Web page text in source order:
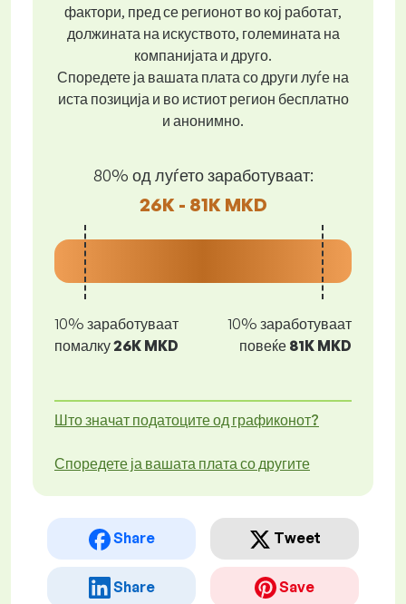
фактори, пред се регионот во кој работат,
должината на искуството, големината на
компанијата и друго.
Споредете ја вашата плата со други луѓе на
иста позиција и во истиот регион бесплатно
и анонимно.
80% од луѓето заработуваат:
26K - 81K MKD
10% заработуваат
помалку26K MKD
10% заработуваат
повеќе 81K MKD
Што значат податоците од графиконот?
Споредете ја вашата плата со другите
Share Tweet
Share Save